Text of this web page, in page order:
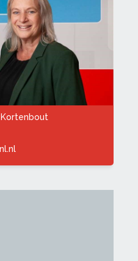
Kortenbout